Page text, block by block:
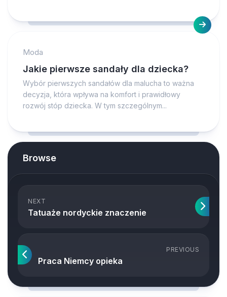
Moda
Jakie pierwsze sandały dla dziecka?
Wybór pierwszych sandałów dla malucha to ważna
decyzja, która wpływa na komfort i prawidłowy
rozwój stóp dziecka. W tym szczególnym...
Browse
NEXT
Tatuaże nordyckie znaczenie
PREVIOUS
Praca Niemcy opieka